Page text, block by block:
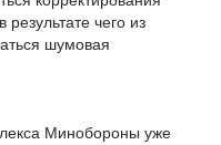
чего из
шумовая
Минобороны уже